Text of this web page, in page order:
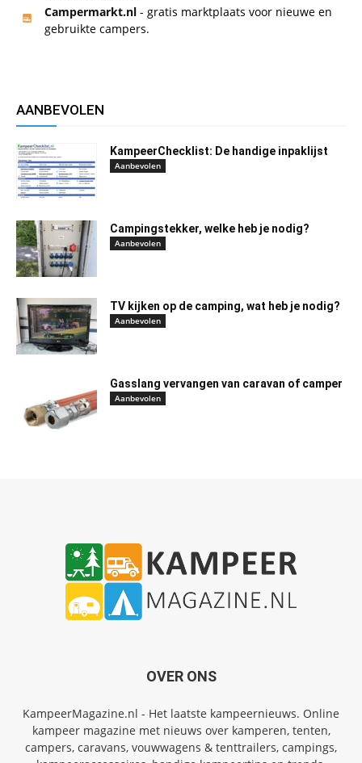
Campermarkt.nl - gratis marktplaats voor nieuwe en
gebruikte campers.
AANBEVOLEN
KampeerChecklist: De handige inpaklijst
Aanbevolen
Campingstekker, welke heb je nodig?
Aanbevolen
TV kijken op de camping, wat heb je nodig?
Aanbevolen
Gasslang vervangen van caravan of camper
Aanbevolen
OVER ONS
KampeerMagazine.nl - Het laatste kampeernieuws. Online
kampeer magazine met nieuws over kamperen, tenten,
campers, caravans, vouwwagens & tenttrailers, campings,